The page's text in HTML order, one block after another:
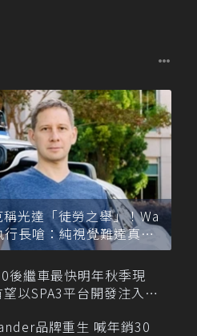
稱光達「徒勞之舉」！Wa
長嗆：純視覺難達真正
駛
後繼車最快明年秋季現
以SPA3平台開發注入80
品牌重生 喊年銷30